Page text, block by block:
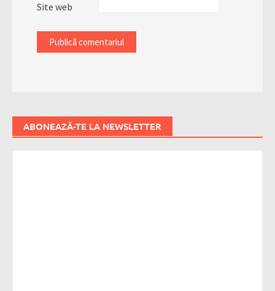
Site web
ABONEAZĂ-TE LA NEWSLETTER